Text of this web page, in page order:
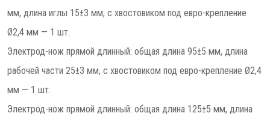
мм, длина иглы 15±3 мм, с хвостовиком под евро-крепление
Ø2,4 мм — 1 шт.
Электрод-нож прямой длинный: общая длина 95±5 мм, длина
рабочей части 25±3 мм, с хвостовиком под евро-крепление Ø2,4
мм — 1 шт.
Электрод-нож прямой длинный: общая длина 125±5 мм, длина